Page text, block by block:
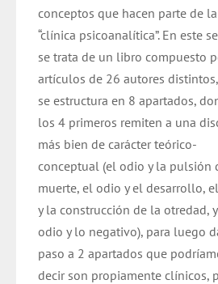
conceptos que hacen parte de la
“clínica psicoanalítica”. En este
se trata de un libro compuesto
artículos de 26 autores
se estructura en 8 apartados,
los 4 primeros remiten a una
más bien de carácter teórico-
conceptual (el odio y la pulsión
muerte, el odio y el desarrollo,
y la construcción de la otredad,
odio y lo negativo), para luego
paso a 2 apartados que
decir son propiamente clínicos,